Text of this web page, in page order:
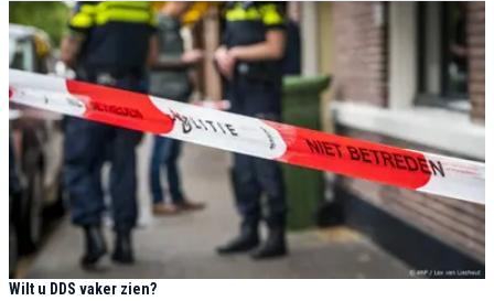
Wilt u DDS vaker zien?